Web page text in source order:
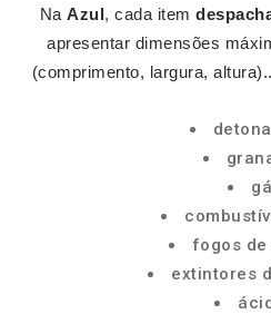
Na Azul, cada item
apresentar dimensões
(comprimento, largura,
fogos
extintores